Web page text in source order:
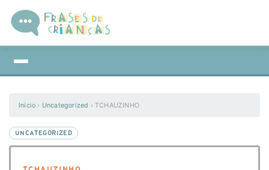
Início › Uncategorized ›TCHAUZINHO
UNCATEGORIZED